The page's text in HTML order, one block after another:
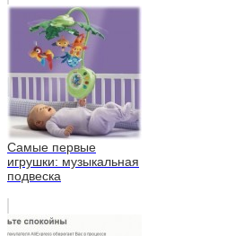
Самые первые
игрушки: музыкальная
подвеска